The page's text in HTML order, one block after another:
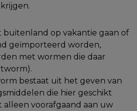
buitenland op vakantie gaan of
geïmporteerd worden,
met wormen die daar
bestaat uit het geven van
die hier geschikt
alleen voorafgaand aan uw